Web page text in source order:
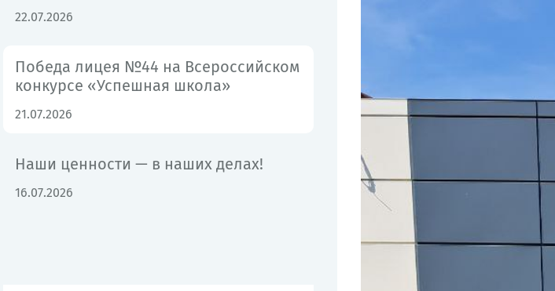
22.07.2026
Победа лицея №44 на Всероссийском
конкурсе «Успешная школа»
21.07.2026
Наши ценности — в наших делах!
16.07.2026